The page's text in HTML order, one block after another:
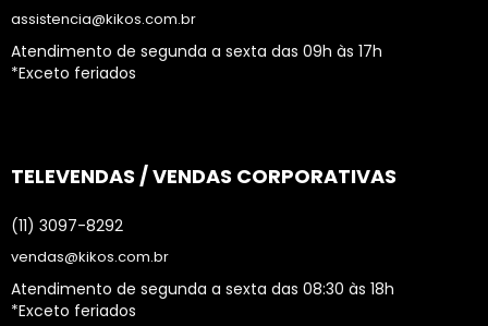
assistencia@kikos.com.br
Atendimento de segunda a sexta das 09h às 17h
*Exceto feriados
TELEVENDAS / VENDAS CORPORATIVAS
(11) 3097-8292
vendas@kikos.com.br
Atendimento de segunda a sexta das 08:30 às 18h
*Exceto feriados